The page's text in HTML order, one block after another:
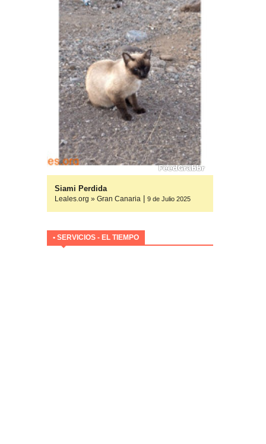
Siami Perdida
Leales.org » Gran Canaria | 9 de Julio 2025
• SERVICIOS - EL TIEMPO